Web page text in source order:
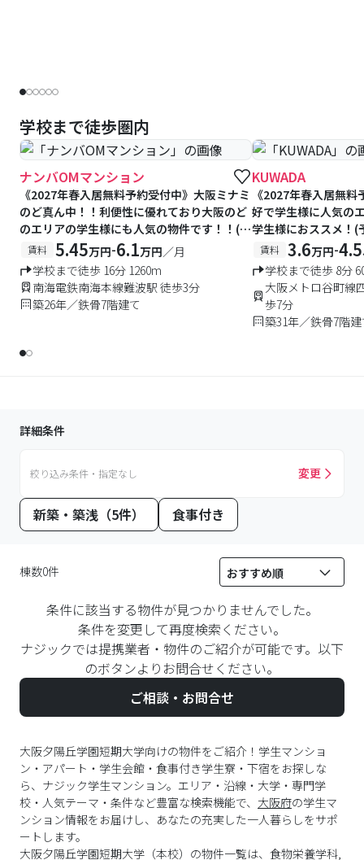
学校まで徒歩圏内
ナンバOMマンション
《2027年春入居無料予約受付中》大阪ミナミ
のど真ん中！！利便性に優れており大阪のど
のエリアの学生様にも人気の物件です！！(予
約数限りあり)
賃料 5.45万円-6.1万円／月
学校まで徒歩 16分 1260m
南海電鉄南海本線難波駅 徒歩3分
築26年／鉄骨7階建て
KUWADA
《2027年春入居無
好で学生様に人気の
学生様におススメ！(
賃料 3.6万円-
学校まで徒歩 8分
大阪メトロ谷町線
歩7分
築31年／鉄骨7階
詳細条件
絞り込み条件・指定なし 変更
新築・築浅（5件） 食事付き
棟数0件
条件に該当する物件が見つかりませんでした。
条件を変更して再度検索ください。
ナジックでは提携業者・物件のご紹介が可能です。以下
のボタンよりお問合せください。
ご相談・お問合せ
大阪夕陽丘学園短期大学向けの物件をご紹介！学生マンショ
ン・アパート・学生会館・食事付き学生寮・下宿をお探しな
ら、ナジック学生マンション。エリア・沿線・大学・専門学
校・人気テーマ・条件など豊富な検索機能で、 大阪府の学生マ
ンション情報をお届けし、あなたの充実した一人暮らしをサポ
ートします。
大阪夕陽丘学園短期大学 （本校）の物件一覧は、 食物栄養学科,